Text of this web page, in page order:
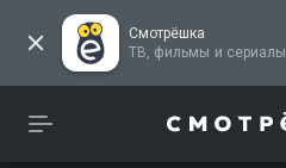
Смотрёшка
ТВ, фильмы и сериалы